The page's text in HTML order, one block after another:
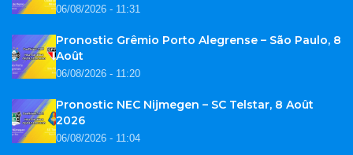
06/08/2026 - 11:31
Pronostic Grêmio Porto Alegrense – São Paulo, 8
Août
06/08/2026 - 11:20
Pronostic NEC Nijmegen – SC Telstar, 8 Août
2026
06/08/2026 - 11:04